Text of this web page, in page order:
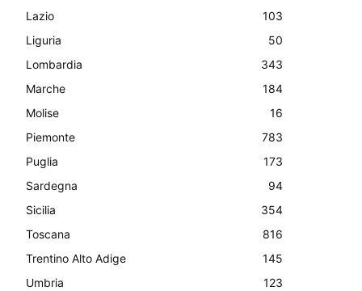
Lazio
103
Liguria
50
Lombardia
343
Marche
184
Molise
16
Piemonte
783
Puglia
173
Sardegna
94
Sicilia
354
Toscana
816
Trentino Alto Adige
145
Umbria
123